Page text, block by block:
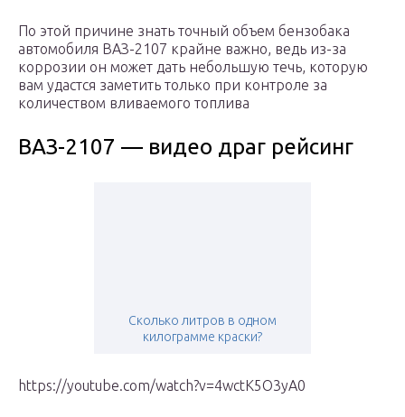
По этой причине знать точный объем бензобака
автомобиля ВАЗ-2107 крайне важно, ведь из-за
коррозии он может дать небольшую течь, которую
вам удастся заметить только при контроле за
количеством вливаемого топлива
ВАЗ-2107 — видео драг рейсинг
Сколько литров в одном
килограмме краски?
https://youtube.com/watch?v=4wctK5O3yA0